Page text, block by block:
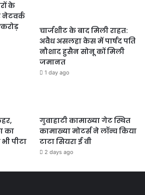
के
नेटवर्क
चार्जशीट के बाद मिली राहत:
अवैध असलहा केस में पार्षद पति
नौशाद हुसैन सोनू कों मिली
जमानत
1 day ago
का
पीटा
गुवाहाटी कामाख्या गेट स्थित
कामाख्या मोटर्स ने लॉन्च किया
टाटा सियरा ई वी
2 days ago